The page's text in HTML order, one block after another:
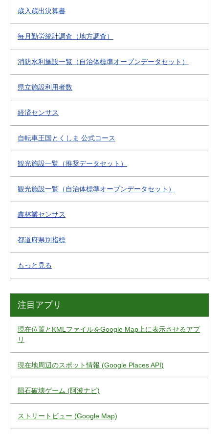
歳入歳出決算書
毎月勤労統計調査（地方調査）
消防水利施設一覧（自治体標準オープンデータセット）
県立施設利用者数
経済センサス
自転車王国とくしま 公式コース
観光施設一覧（推奨データセット）
観光施設一覧（自治体標準オープンデータセット）
農林業センサス
都道府県別指標
もっと見る
注目アプリ
現在位置とKMLファイルをGoogle Map上に表示させるアプ
リ
現在地周辺のスポット情報 (Google Places API)
隕石破壊ゲーム (阿波ナビ)
ストリートビュー (Google Map)